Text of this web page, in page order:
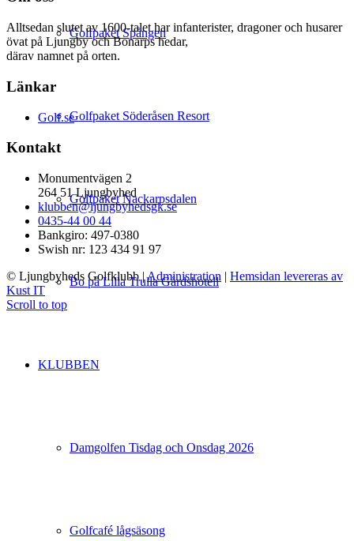
Golfpaket Spången
Golfpaket Söderåsen Resort
Golfpaket Nackarpsdalen
Bo på Lilla Trulla Gårdshotell
KLUBBEN
Damgolfen Tisdag och Onsdag 2026
Golfcafé lågsäsong
Alltsedan slutet av 1600-talet har infanterister, dragoner och husarer
övat på Ljungby och Bonarps hedar,
därav namnet på orten.
Länkar
Golf.se
Kontakt
Monumentvägen 2
264 51 Ljungbyhed
klubben@ljungbyhedsgk.se
0435-44 00 44
Bankgiro: 497-0380
Swish nr: 123 434 91 97
© Ljungbyheds Golfklubb | Administration | Hemsidan levereras av
Kust IT
Scroll to top